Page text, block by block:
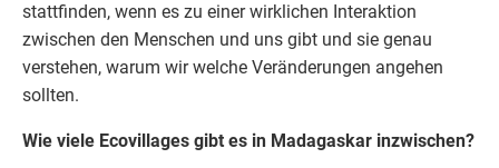
stattfinden, wenn es zu einer wirklichen Interaktion
zwischen den Menschen und uns gibt und sie genau
verstehen, warum wir welche Veränderungen angehen
sollten.
Wie viele Ecovillages gibt es in Madagaskar inzwischen?